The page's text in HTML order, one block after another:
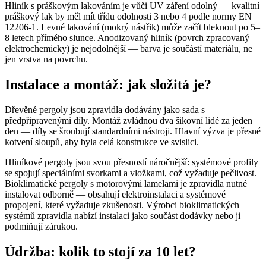
Hliník s práškovým lakováním je vůči UV záření odolný — kvalitní
práškový lak by měl mít třídu odolnosti 3 nebo 4 podle normy EN
12206-1. Levné lakování (mokrý nástřik) může začít bleknout po 5–
8 letech přímého slunce. Anodizovaný hliník (povrch zpracovaný
elektrochemicky) je nejodolnější — barva je součástí materiálu, ne
jen vrstva na povrchu.
Instalace a montáž: jak složitá je?
Dřevěné pergoly jsou zpravidla dodávány jako sada s
předpřipravenými díly. Montáž zvládnou dva šikovní lidé za jeden
den — díly se šroubují standardními nástroji. Hlavní výzva je přesné
kotvení sloupů, aby byla celá konstrukce ve svislici.
Hliníkové pergoly jsou svou přesností náročnější: systémové profily
se spojují speciálními svorkami a vložkami, což vyžaduje pečlivost.
Bioklimatické pergoly s motorovými lamelami je zpravidla nutné
instalovat odborně — obsahují elektroinstalaci a systémové
propojení, které vyžaduje zkušenosti. Výrobci bioklimatických
systémů zpravidla nabízí instalaci jako součást dodávky nebo ji
podmiňují zárukou.
Údržba: kolik to stojí za 10 let?